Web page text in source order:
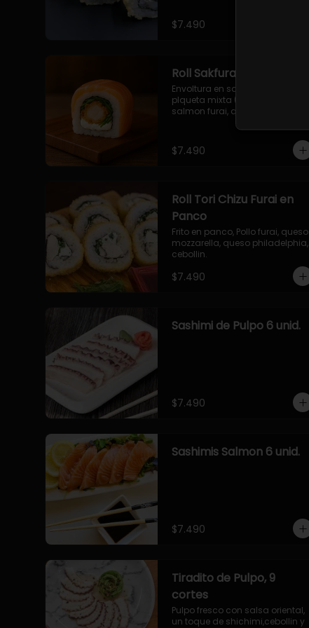
$7.490
Roll Sakfurai en Salmon
Envoltura en salmon fresco o
plqueta mixta (salmon-palta),
salmon furai, queso crema,
$7.490
Roll Tori Chizu Furai en
Panco
Frito en panco, Pollo furai, queso
mozzarella, queso philadelphia,
cebollin.
$7.490
Sashimi de Pulpo 6 unid.
$7.490
Sashimis Salmon 6 unid.
$7.490
Tiradito de Pulpo, 9
cortes
Pulpo fresco con salsa oriental,
un toque de shichimi,cebollin y